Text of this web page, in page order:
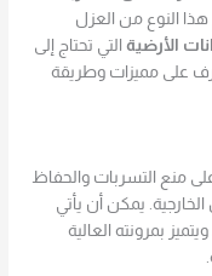
هذا النوع من العزل
الأرضية التي تحتاج إلى
على مميزات وطريقة
على منع التسربات والحفاظ
يمكن أن يأتي
بمرونته العالية